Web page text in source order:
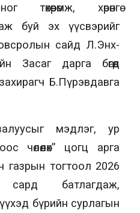
төхөөрөмж, хөрөнгө
буй эх үүсвэрийг
сайд Л.Энх-
Засаг дарга бөгөөд
Б.Пүрэвдавга
мэдлэг, ур
чөлөөлөх” цогц арга
газрын тогтоол 2026
батлагдаж,
бүрийн сурлагын